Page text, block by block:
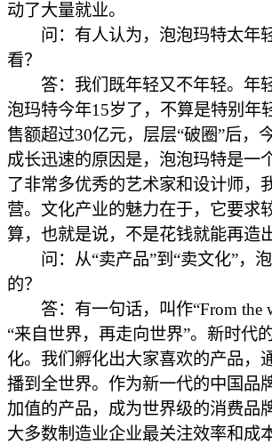
动了大量就业。
问：有人认为，泡泡玛特太年
看？
答：我们既年轻又不年轻。年
泡玛特今年15岁了，不算是特别年
售额超过30亿元，层层“破圈”后，
成长迅速的原因是，泡泡玛特是一
了非常多优秀的艺术家和设计师，
营。文化产业的魅力在于，它要求
算，也就是说，不是花钱就能再造
问：从“卖产品”到“卖文化”，
的？
答：有一句话，叫作“From the
“来自世界，再走向世界”。新时代
化。我们孵化出大家喜欢的产品，
播到全世界。作为新一代的中国品
加值的产品，成为世界级的消费品
大多数制造业企业最关注效率和成